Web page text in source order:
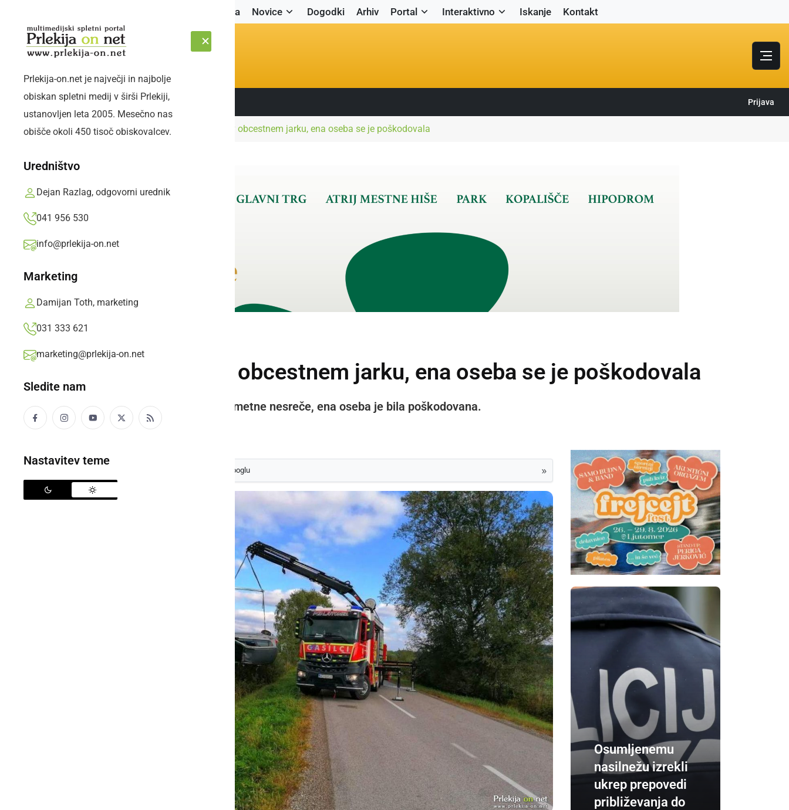
Naslovnica Novice Dogodki Arhiv Portal Interaktivno Iskanje Kontakt
SOBOTA, 8. AVGUST 2026 Sledite nam: Prijava
Prlekija-on.net je največji in najbolje
obiskan spletni medij v širši Prlekiji,
ustanovljen leta 2005. Mesečno nas
obišče okoli 450 tisoč obiskovalcev.
Uredništvo
Dejan Razlag, odgovorni urednik
041 956 530
info@prlekija-on.net
Marketing
Damijan Toth, marketing
031 333 621
marketing@prlekija-on.net
Sledite nam
Nastavitev teme
Naslovnica Črna kronikaVozilo končalo v obcestnem jarku, ena oseba se je poškodovala
Vozilo končalo v obcestnem jarku, ena oseba se je poškodovala
Pred Cezanjevci je prišlo do prometne nesreče, ena oseba je bila poškodovana.
Prlekija-on.net,petek, 1. oktober 2021 ob 16:46
kot svoj prednostni vir na Googlu »
Osumljenemu
nasilnežu izrekli
ukrep prepovedi
približevanja do